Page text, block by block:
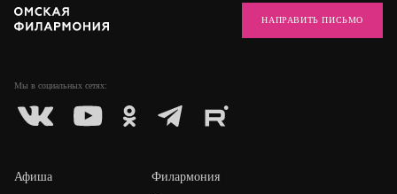
Мы в социальных сетях:
НАПРАВИТЬ ПИСЬМО
Афиша Филармония